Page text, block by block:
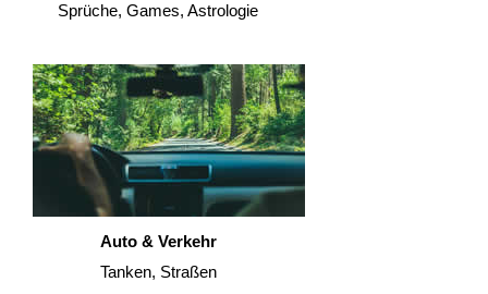
Sprüche, Games, Astrologie
Auto & Verkehr
Tanken, Straßen